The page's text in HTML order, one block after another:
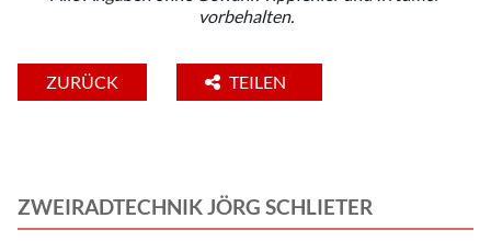
vorbehalten.
ZURÜCK TEILEN
ZWEIRADTECHNIK JÖRG SCHLIETER